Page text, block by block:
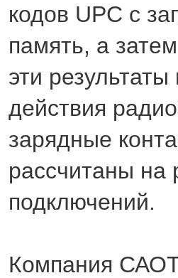
кодов UPC с
память, а
эти
действия
зарядные
рассчитаны на
подключений.
Компания